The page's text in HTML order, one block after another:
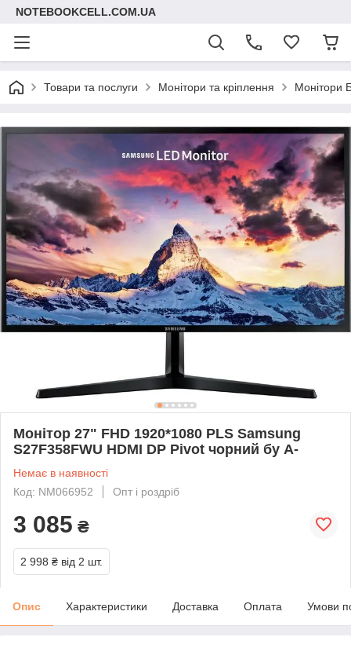
NOTEBOOKCELL.COM.UA
Товари та послуги Монітори та кріплення Монітори
Монітор 27" FHD 1920*1080 PLS Samsung
S27F358FWU HDMI DP Pivot чорний бу A-
Немає в наявності
Код: NM066952
Опт і роздріб
3 085 ₴
2 998 ₴ від 2 шт.
Опис Характеристики Доставка Оплата Умови